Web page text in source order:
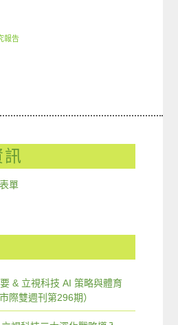
報告
表單
& 立視科技 AI 策略與體育
際雙週刊第296期）